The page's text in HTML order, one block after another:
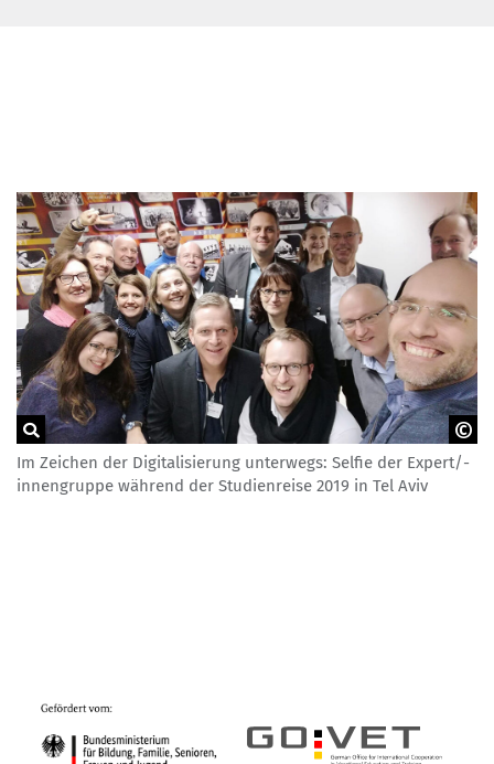
NA beim BIBB
Im Zeichen der Digitalisierung unterwegs: Selfie der Expert/-
innengruppe während der Studienreise 2019 in Tel Aviv